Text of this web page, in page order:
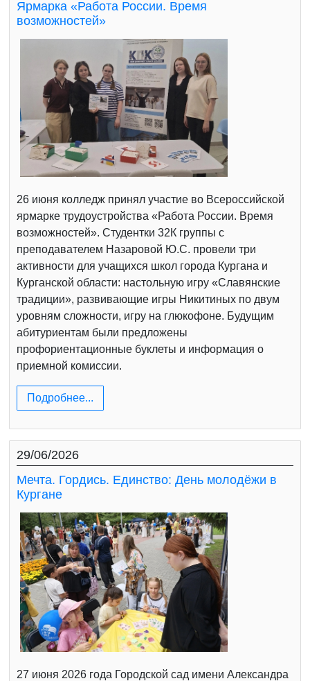
Ярмарка «Работа России. Время
возможностей»
26 июня колледж принял участие во Всероссийской
ярмарке трудоустройства «Работа России. Время
возможностей». Студентки 32К группы с
преподавателем Назаровой Ю.С. провели три
активности для учащихся школ города Кургана и
Курганской области: настольную игру «Славянские
традиции», развивающие игры Никитиных по двум
уровням сложности, игру на глюкофоне. Будущим
абитуриентам были предложены
профориентационные буклеты и информация о
приемной комиссии.
Подробнее...
29/06/2026
Мечта. Гордись. Единство: День молодёжи в
Кургане
27 июня 2026 года Городской сад имени Александра